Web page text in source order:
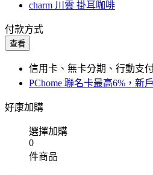
charm 川雲 掛耳咖啡
付款方式
查看
信用卡、無卡分期、行動支
PChome 聯名卡最高6%，新
好康加購
選擇加購
0
件商品